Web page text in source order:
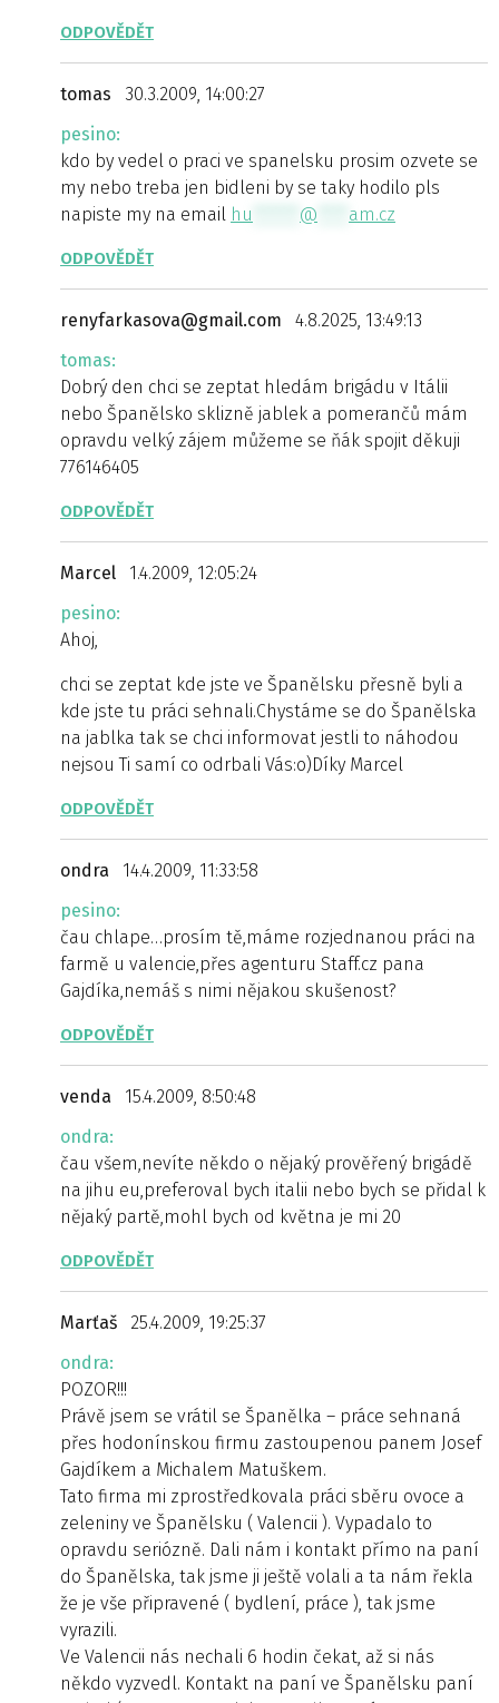
ODPOVĚDĚT
tomas
30.3.2009, 14:00:27
pesino:
kdo by vedel o praci ve spanelsku prosim ozvete se
my nebo treba jen bidleni by se taky hodilo pls
napiste my na email hu @ am.cz
ODPOVĚDĚT
renyfarkasova@gmail.com
4.8.2025, 13:49:13
tomas:
Dobrý den chci se zeptat hledám brigádu v Itálii
nebo Španělsko sklizně jablek a pomerančů mám
opravdu velký zájem můžeme se ňák spojit děkuji
776146405
ODPOVĚDĚT
Marcel
1.4.2009, 12:05:24
pesino:
Ahoj,
chci se zeptat kde jste ve Španělsku přesně byli a
kde jste tu práci sehnali.Chystáme se do Španělska
na jablka tak se chci informovat jestli to náhodou
nejsou Ti samí co odrbali Vás:o)Díky Marcel
ODPOVĚDĚT
ondra
14.4.2009, 11:33:58
pesino:
čau chlape…prosím tě,máme rozjednanou práci na
farmě u valencie,přes agenturu Staff.cz pana
Gajdíka,nemáš s nimi nějakou skušenost?
ODPOVĚDĚT
venda
15.4.2009, 8:50:48
ondra:
čau všem,nevíte někdo o nějaký prověřený brigádě
na jihu eu,preferoval bych italii nebo bych se přidal k
nějaký partě,mohl bych od května je mi 20
ODPOVĚDĚT
Marťaš
25.4.2009, 19:25:37
ondra:
POZOR!!!
Právě jsem se vrátil se Španělka – práce sehnaná
přes hodonínskou firmu zastoupenou panem Josef
Gajdíkem a Michalem Matuškem.
Tato firma mi zprostředkovala práci sběru ovoce a
zeleniny ve Španělsku ( Valencii ). Vypadalo to
opravdu seriózně. Dali nám i kontakt přímo na paní
do Španělska, tak jsme ji ještě volali a ta nám řekla
že je vše připravené ( bydlení, práce ), tak jsme
vyrazili.
Ve Valencii nás nechali 6 hodin čekat, až si nás
někdo vyzvedl. Kontakt na paní ve Španělsku paní